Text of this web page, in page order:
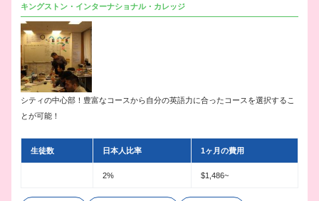
キングストン・インターナショナル・カレッジ
シティの中心部！豊富なコースから自分の英語力に合ったコースを選択するこ
とが可能！
生徒数 日本人比率 1ヶ月の費用
2% $1,486~